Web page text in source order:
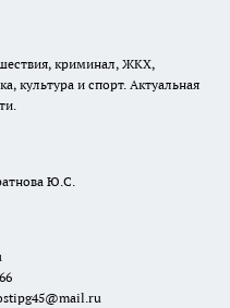
криминал, ЖКХ,
культура и спорт. Актуальная
Ю.С.